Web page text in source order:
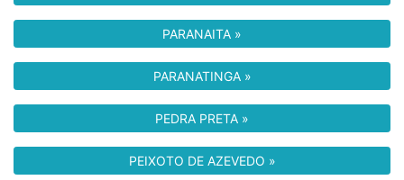
PARANAITA »
PARANATINGA »
PEDRA PRETA »
PEIXOTO DE AZEVEDO »